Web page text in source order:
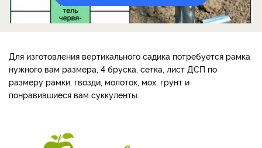
Для изготовления вертикального садика потребуется рамка
нужного вам размера, 4 бруска, сетка, лист ДСП по
размеру рамки, гвозди, молоток, мох, грунт и
понравившиеся вам суккуленты.